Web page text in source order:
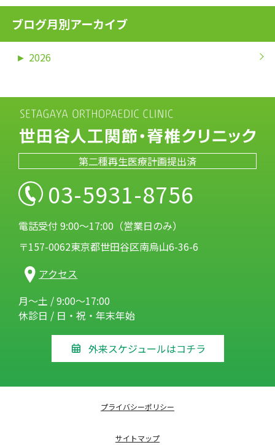
ブログ月別アーカイブ
► 2026
第二種再生医療計画提出済
03-5931-8756
電話受付 9:00～17:00（営業日のみ）
〒157-0062東京都世田谷区南烏山6-36-6
アクセス
月～土 / 9:00～17:00
休診日 / 日・祝・年末年始
外来スケジュールはコチラ
プライバシーポリシー
サイトマップ